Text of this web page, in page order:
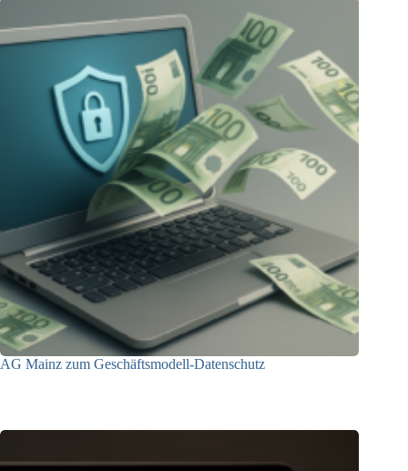
AG Mainz zum Geschäftsmodell-Datenschutz